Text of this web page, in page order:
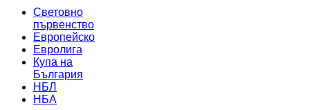
Световно
първенство
Европейско
Евролига
Купа на
България
НБЛ
НБА